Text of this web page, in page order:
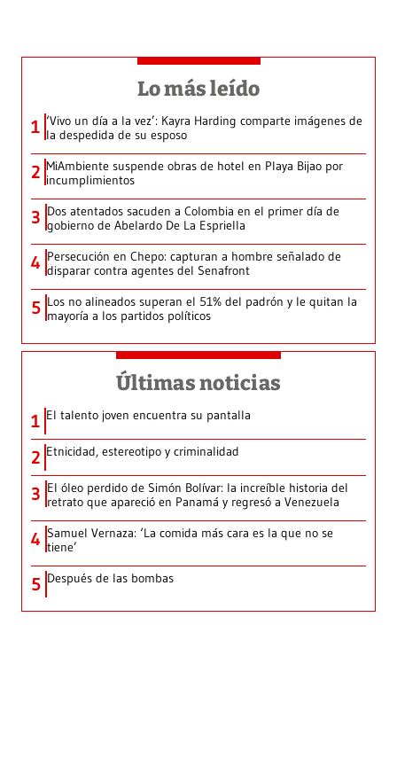
Lo más leído
1 ‘Vivo un día a la vez’: Kayra Harding comparte imágenes de
la despedida de su esposo
2 MiAmbiente suspende obras de hotel en Playa Bijao por
incumplimientos
3 Dos atentados sacuden a Colombia en el primer día de
gobierno de Abelardo De La Espriella
4 Persecución en Chepo: capturan a hombre señalado de
disparar contra agentes del Senafront
5 Los no alineados superan el 51% del padrón y le quitan la
mayoría a los partidos políticos
Últimas noticias
1 El talento joven encuentra su pantalla​
2 Etnicidad, estereotipo y criminalidad
3 El óleo perdido de Simón Bolívar: la increíble historia del
retrato que apareció en Panamá y regresó a Venezuela
4 Samuel Vernaza: ‘La comida más cara es la que no se
tiene’
5 Después de las bombas